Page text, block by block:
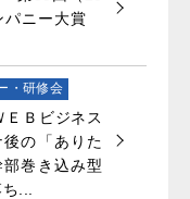
パニー大賞
・研修会
ＥＢビジネス
の「ありた
巻き込み型
...